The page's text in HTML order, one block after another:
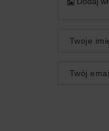
Twoje
Twój